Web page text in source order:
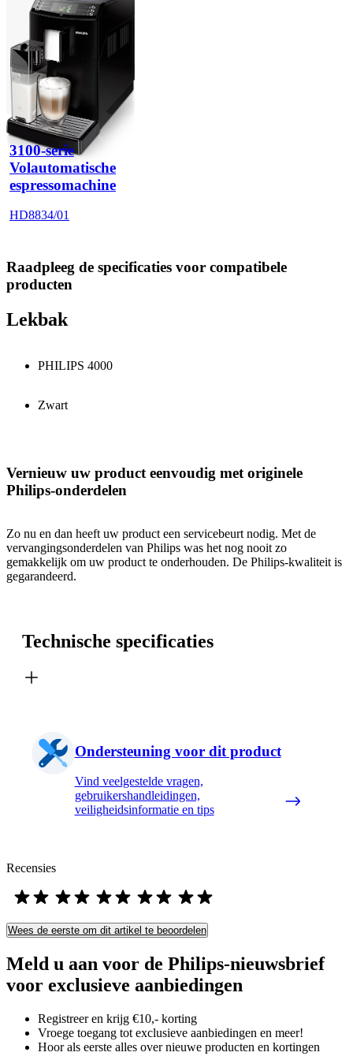
3100-serie
Volautomatische
espressomachine
HD8834/01
Raadpleeg de specificaties voor compatibele
producten
Lekbak
PHILIPS 4000
Zwart
Vernieuw uw product eenvoudig met originele
Philips-onderdelen
Zo nu en dan heeft uw product een servicebeurt nodig. Met de
vervangingsonderdelen van Philips was het nog nooit zo
gemakkelijk om uw product te onderhouden. De Philips-kwaliteit is
gegarandeerd.
Technische specificaties
Ondersteuning voor dit product
Vind veelgestelde vragen,
gebruikershandleidingen,
veiligheidsinformatie en tips
Recensies
Wees de eerste om dit artikel te beoordelen
Meld u aan voor de Philips-nieuwsbrief
voor exclusieve aanbiedingen
Registreer en krijg €10,- korting
Vroege toegang tot exclusieve aanbiedingen en meer!
Hoor als eerste alles over nieuwe producten en kortingen